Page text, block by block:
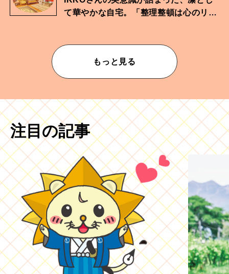
て華やかな自宅。「整理整頓は心のリズ
もっと見る
注目の記事